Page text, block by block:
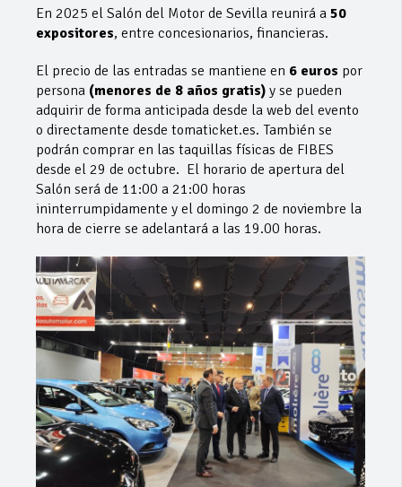
En 2025 el Salón del Motor de Sevilla reunirá a 50
expositores, entre concesionarios, financieras.
El precio de las entradas se mantiene en 6 euros por
persona (menores de 8 años gratis) y se pueden
adquirir de forma anticipada desde la web del evento
o directamente desde tomaticket.es. También se
podrán comprar en las taquillas físicas de FIBES
desde el 29 de octubre. El horario de apertura del
Salón será de 11:00 a 21:00 horas
ininterrumpidamente y el domingo 2 de noviembre la
hora de cierre se adelantará a las 19.00 horas.